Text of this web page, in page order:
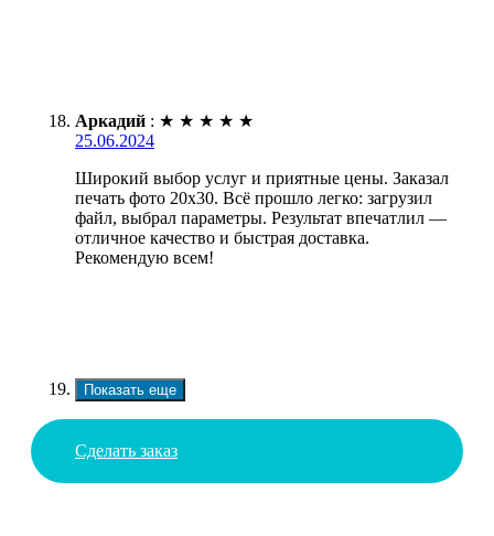
Аркадий : ★ ★ ★ ★ ★
25.06.2024
Широкий выбор услуг и приятные цены. Заказал
печать фото 20х30. Всё прошло легко: загрузил
файл, выбрал параметры. Результат впечатлил —
отличное качество и быстрая доставка.
Рекомендую всем!
Показать еще
Сделать заказ